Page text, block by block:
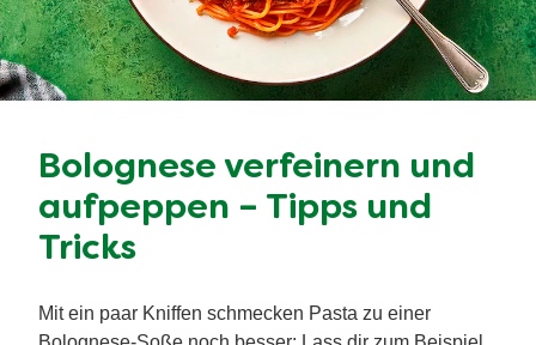
Bolognese verfeinern und
aufpeppen – Tipps und
Tricks
Mit ein paar Kniffen schmecken Pasta zu einer